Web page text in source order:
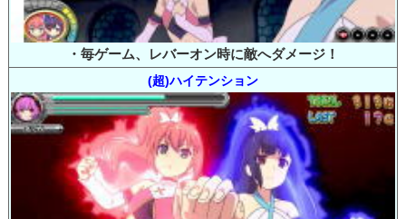
・毎ゲーム、レバーオン時に敵へダメージ！
(超)ハイテンション